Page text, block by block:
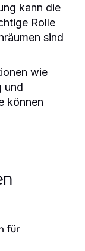
kann die
Rolle
sind
wie
und
können
für